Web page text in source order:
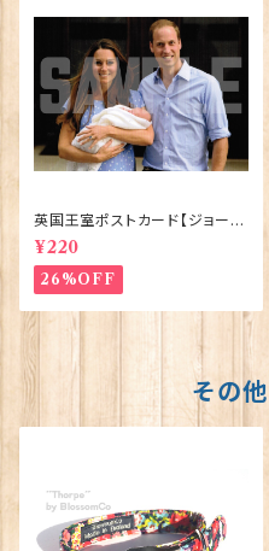
英国王室ポストカード【ジョージ
王子ご誕生】Pageantry Post
card 90183-JEF100
¥220
26%OFF
その